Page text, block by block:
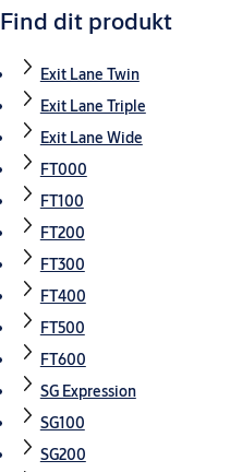
Find dit produkt
Exit Lane Twin
Exit Lane Triple
Exit Lane Wide
FT000
FT100
FT200
FT300
FT400
FT500
FT600
SG Expression
SG100
SG200